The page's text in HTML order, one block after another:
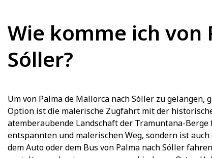
Wie komme ich von
Sóller?
Um von Palma de Mallorca nach Sóller zu
Option ist die malerische Zugfahrt mit der
atemberaubende Landschaft der Tramuntana-
entspannten und malerischen Weg, sondern ist
dem Auto oder dem Bus von Palma nach Sóller